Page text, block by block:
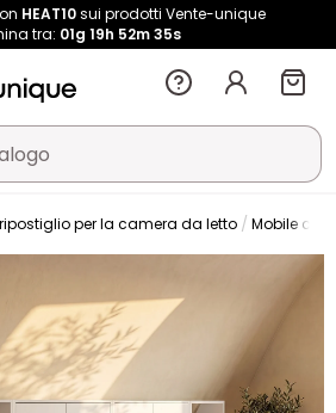
HEAT10sui prodotti Vente-unique
tra: 01g 19h 52m 34s
per la camera da letto Mobile